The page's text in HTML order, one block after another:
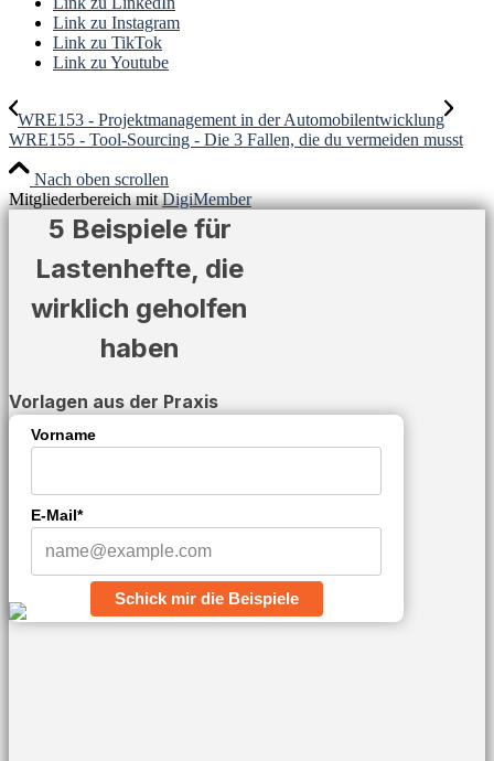
Link zu Instagram
Link zu TikTok
Link zu Youtube
WRE153 - Projektmanagement in der Automobilentwicklung
WRE155 - Tool-Sourcing - Die 3 Fallen, die du vermeiden musst
Nach oben scrollen
Mitgliederbereich mitDigiMember
5 Beispiele für
Lastenhefte, die
wirklich geholfen
haben
Vorlagen aus der Praxis
Vorname
E-Mail*
Schick mir die Beispiele